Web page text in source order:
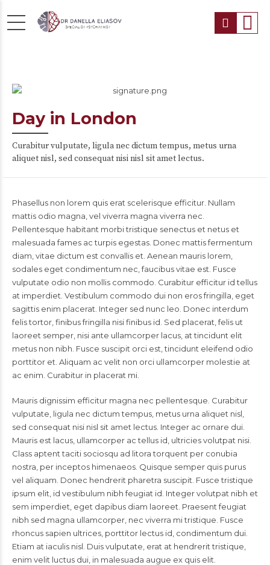
Day in London
Curabitur vulputate, ligula nec dictum tempus, metus urna
aliquet nisl, sed consequat nisi nisl sit amet lectus.
Phasellus non lorem quis erat scelerisque efficitur. Nullam
mattis odio magna, vel viverra magna viverra nec.
Pellentesque habitant morbi tristique senectus et netus et
malesuada fames ac turpis egestas. Donec mattis fermentum
diam, vitae dictum est convallis et. Aenean mauris lorem,
sodales eget condimentum nec, faucibus vitae est. Fusce
vulputate odio non mollis commodo. Curabitur efficitur id tellus
at imperdiet. Vestibulum commodo dui non eros fringilla, eget
sagittis enim placerat. Integer sed nunc leo. Donec interdum
felis tortor, finibus fringilla nisi finibus id. Sed placerat, felis ut
laoreet semper, nisi ante ullamcorper lacus, at tincidunt elit
metus non nibh. Fusce suscipit orci est, tincidunt eleifend odio
porttitor et. Aliquam ac velit non orci ullamcorper molestie at
ac enim. Curabitur in placerat mi.
Mauris dignissim efficitur magna nec pellentesque. Curabitur
vulputate, ligula nec dictum tempus, metus urna aliquet nisl,
sed consequat nisi nisl sit amet lectus. Integer ac ornare dui.
Mauris est lacus, ullamcorper ac tellus id, ultricies volutpat nisi.
Class aptent taciti sociosqu ad litora torquent per conubia
nostra, per inceptos himenaeos. Quisque semper quis purus
vel aliquam. Donec hendrerit pharetra suscipit. Fusce tristique
ipsum elit, id vestibulum nibh feugiat id. Integer volutpat nibh et
sem imperdiet, eget dapibus diam laoreet. Praesent feugiat
nibh sed magna ullamcorper, nec viverra mi tristique. Fusce
rhoncus sapien ultrices, porttitor lectus id, condimentum dui.
Etiam at iaculis nisl. Duis vulputate, erat at hendrerit tristique,
enim velit luctus dui, in malesuada augue ex quis elit.